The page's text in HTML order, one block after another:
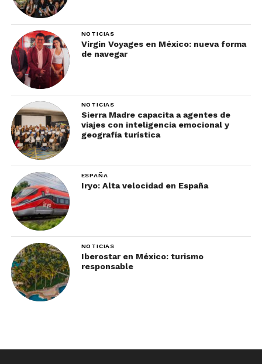
NOTICIAS
Virgin Voyages en México: nueva forma
de navegar
NOTICIAS
Sierra Madre capacita a agentes de
viajes con inteligencia emocional y
geografía turística
ESPAÑA
Iryo: Alta velocidad en España
NOTICIAS
Iberostar en México: turismo
responsable